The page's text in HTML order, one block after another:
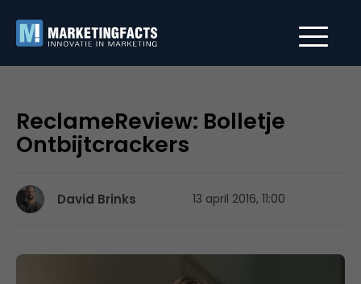
ReclameReview: Bolletje
Ontbijtcrackers
David Brinks 13 april 2016, 11:00